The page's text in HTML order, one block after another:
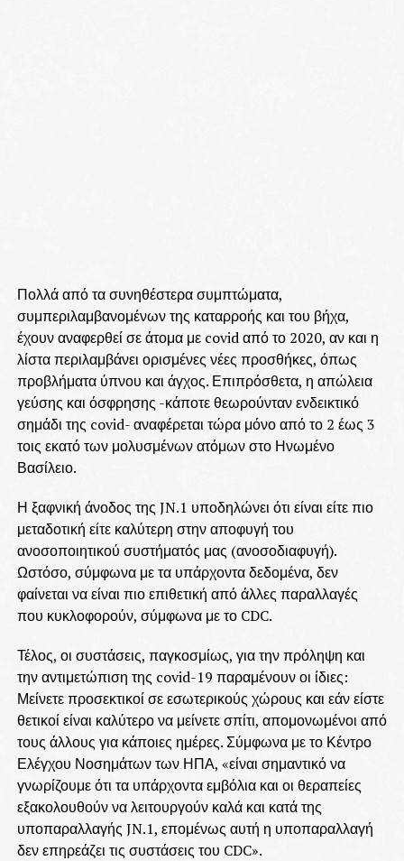
Πολλά από τα συνηθέστερα συμπτώματα,
συμπεριλαμβανομένων της καταρροής και του βήχα,
έχουν αναφερθεί σε άτομα με covid από το 2020, αν και η
λίστα περιλαμβάνει ορισμένες νέες προσθήκες, όπως
προβλήματα ύπνου και άγχος. Επιπρόσθετα, η απώλεια
γεύσης και όσφρησης -κάποτε θεωρούνταν ενδεικτικό
σημάδι της covid- αναφέρεται τώρα μόνο από το 2 έως 3
τοις εκατό των μολυσμένων ατόμων στο Ηνωμένο
Βασίλειο.
Η ξαφνική άνοδος της JN.1 υποδηλώνει ότι είναι είτε πιο
μεταδοτική είτε καλύτερη στην αποφυγή του
ανοσοποιητικού συστήματός μας (ανοσοδιαφυγή).
Ωστόσο, σύμφωνα με τα υπάρχοντα δεδομένα, δεν
φαίνεται να είναι πιο επιθετική από άλλες παραλλαγές
που κυκλοφορούν, σύμφωνα με το CDC.
Τέλος, οι συστάσεις, παγκοσμίως, για την πρόληψη και
την αντιμετώπιση της covid-19 παραμένουν οι ίδιες:
Μείνετε προσεκτικοί σε εσωτερικούς χώρους και εάν είστε
θετικοί είναι καλύτερο να μείνετε σπίτι, απομονωμένοι από
τους άλλους για κάποιες ημέρες. Σύμφωνα με το Κέντρο
Ελέγχου Νοσημάτων των ΗΠΑ, «είναι σημαντικό να
γνωρίζουμε ότι τα υπάρχοντα εμβόλια και οι θεραπείες
εξακολουθούν να λειτουργούν καλά και κατά της
υποπαραλλαγής JN.1, επομένως αυτή η υποπαραλλαγή
δεν επηρεάζει τις συστάσεις του CDC».